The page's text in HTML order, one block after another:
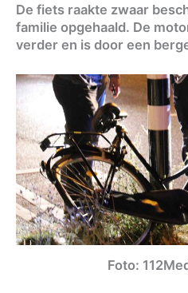
De fiets raakte zwaar
familie opgehaald. De
verder en is door een
Foto: